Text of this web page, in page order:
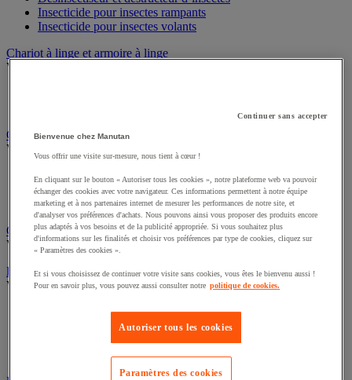
Désinsectiseur et destructeur d’insectes
Insecticide pour insectes rampants
Chariot à linge et armoire à linge
Chariot de nettoyage
Voir toute la catégorie
Accessoires pour chariot de nettoyage
Chariot de lavage
Chariot de ménage
Cireuse à chaussures
Voir toute la catégorie
Équipement sanitaires, douche et salle de bain
Cloison et cabine pour sanitaires
Équipement sanitaires
Continuer sans accepter
Bienvenue chez Manutan
Vous offrir une visite sur-mesure, nous tient à cœur !
En cliquant sur le bouton « Autoriser tous les cookies », notre plateforme web va pouvoir
échanger des cookies avec votre navigateur. Ces informations permettent à notre équipe
marketing et à nos partenaires internet de mesurer les performances de notre site, et
d'analyser vos préférences d'achats. Nous pouvons ainsi vous proposer des produits encore
plus adaptés à vos besoins et de la publicité appropriée. Si vous souhaitez plus
d'informations sur les finalités et choisir vos préférences par type de cookies, cliquez sur
« Paramètres des cookies ».
Et si vous choisissez de continuer votre visite sans cookies, vous êtes le bienvenu aussi !
Pour en savoir plus, vous pouvez aussi consulter notre politique de cookies.
Autoriser tous les cookies
Paramètres des cookies